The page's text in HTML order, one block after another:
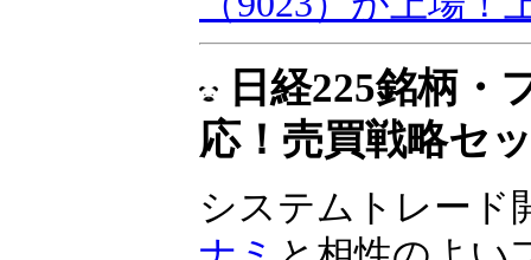
（9023）が上場！
同社は2024年10月
へ上場予定です
▼ バックナンバー
（9023）が上場！